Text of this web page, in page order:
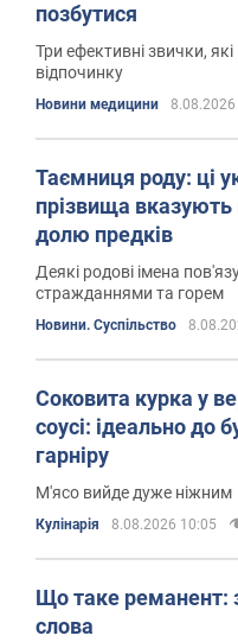
позбутися
Три ефективні звички,
відпочинку
Новини медицини 8.08.2026
Таємниця роду: ці
прізвища
долю предків
Деякі родові імена
стражданнями та горем
Новини. Суспільство
Соковита курка у
соусі: ідеально до
гарніру
М'ясо вийде дуже ніжним
Кулінарія 8.08.2026 10:05
Що таке реманент:
слова